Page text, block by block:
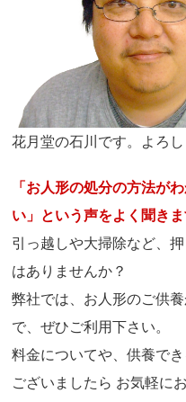
花月堂の石川です。よろ
「お人形の処分の方法が
い」という声をよく聞きま
引っ越しや大掃除など、
はありませんか？
弊社では、お人形のご供
で、ぜひご利用下さい。
料金についてや、供養で
ございましたら お気軽に